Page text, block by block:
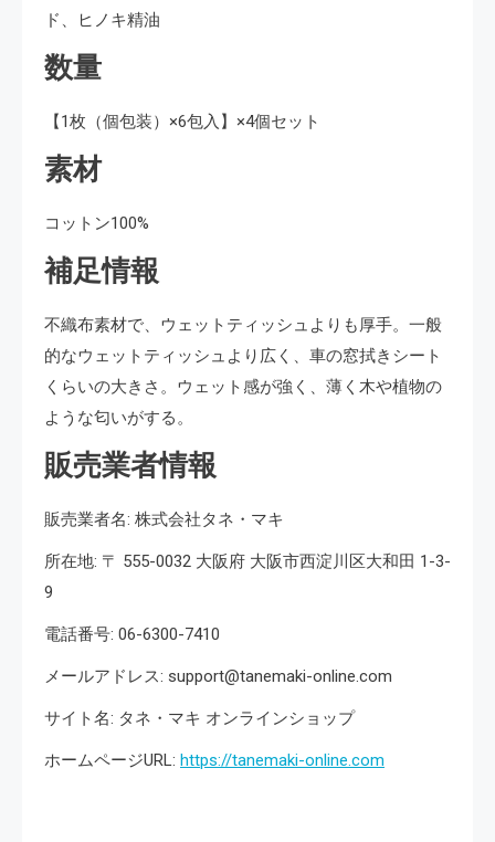
ド、ヒノキ精油
数量
【1枚（個包装）×6包入】×4個セット
素材
コットン100%
補足情報
不織布素材で、ウェットティッシュよりも厚手。一般
的なウェットティッシュより広く、車の窓拭きシート
くらいの大きさ。ウェット感が強く、薄く木や植物の
ような匂いがする。
販売業者情報
販売業者名: 株式会社タネ・マキ
所在地: 〒 555-0032 大阪府 大阪市西淀川区大和田 1-3-
9
電話番号: 06-6300-7410
メールアドレス: support@tanemaki-online.com
サイト名: タネ・マキ オンラインショップ
ホームページURL: https://tanemaki-online.com